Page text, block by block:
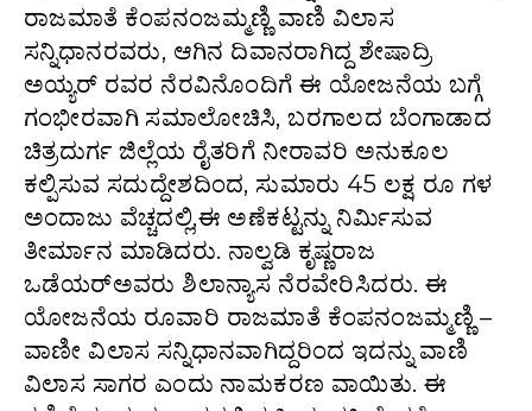
ರಾಜಮಾತೆ ಕೆಂಪನಂಜಮ್ಮಣ್ಣಿ ವಾಣಿ ವಿಲಾಸ
ಸನ್ನಿಧಾನರವರು, ಆಗಿನ ದಿವಾನರಾಗಿದ್ದ ಶೇಷಾದ್ರಿ
ಅಯ್ಯರ್ ರವರ ನೆರವಿನೊಂದಿಗೆ ಈ ಯೋಜನೆಯ ಬಗ್ಗೆ
ಗಂಭೀರವಾಗಿ ಸಮಾಲೋಚಿಸಿ, ಬರಗಾಲದ ಬೆಂಗಾಡಾದ
ಚಿತ್ರದುರ್ಗ ಜಿಲ್ಲೆಯ ರೈತರಿಗೆ ನೀರಾವರಿ ಅನುಕೂಲ
ಕಲ್ಪಿಸುವ ಸದುದ್ದೇಶದಿಂದ, ಸುಮಾರು 45 ಲಕ್ಷ ರೂ ಗಳ
ಅಂದಾಜು ವೆಚ್ಚದಲ್ಲಿ,ಈ ಅಣೆಕಟ್ಟನ್ನು ನಿರ್ಮಿಸುವ
ತೀರ್ಮಾನ ಮಾಡಿದರು. ನಾಲ್ವಡಿ ಕೃಷ್ಣರಾಜ
ಒಡೆಯರ್‌ಅವರು ಶಿಲಾನ್ಯಾಸ ನೆರವೇರಿಸಿದರು. ಈ
ಯೋಜನೆಯ ರೂವಾರಿ ರಾಜಮಾತೆ ಕೆಂಪನಂಜಮ್ಮಣ್ಣಿ –
ವಾಣೀ ವಿಲಾಸ ಸನ್ನಿಧಾನವಾಗಿದ್ದರಿಂದ ಇದನ್ನು ವಾಣಿ
ವಿಲಾಸ ಸಾಗರ ಎಂದು ನಾಮಕರಣ ವಾಯಿತು. ಈ